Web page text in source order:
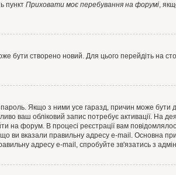
пункт Приховати моє перебування на форумі,
бути створено новий. Для цього перейдіть на
Якщо з ними усе гаразд, причин може бути
ваш обліковий запис потребує активації. На
на форум. В процесі реєстрації вам
ви вказали правильну адресу e-mail. Основна
адресу e-mail, спробуйте зв'язатись з